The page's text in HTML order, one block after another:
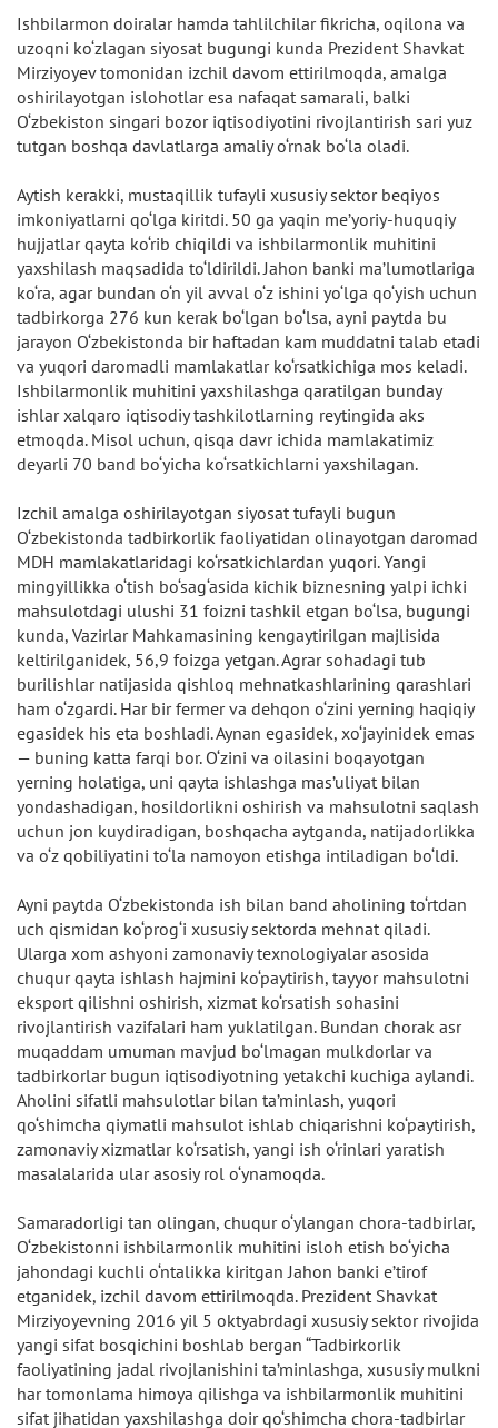
Ishbilarmon doiralar hamda tahlilchilar fikricha, oqilona va
uzoqni ko‘zlagan siyosat bugungi kunda Prezident Shavkat
Mirziyoyev tomonidan izchil davom ettirilmoqda, amalga
oshirilayotgan islohotlar esa nafaqat samarali, balki
O‘zbekiston singari bozor iqtisodiyotini rivojlantirish sari yuz
tutgan boshqa davlatlarga amaliy o‘rnak bo‘la oladi.
Aytish kerakki, mustaqillik tufayli xususiy sektor beqiyos
imkoniyatlarni qo‘lga kiritdi. 50 ga yaqin me’yoriy-huquqiy
hujjatlar qayta ko‘rib chiqildi va ishbilarmonlik muhitini
yaxshilash maqsadida to‘ldirildi. Jahon banki ma’lumotlariga
ko‘ra, agar bundan o‘n yil avval o‘z ishini yo‘lga qo‘yish uchun
tadbirkorga 276 kun kerak bo‘lgan bo‘lsa, ayni paytda bu
jarayon O‘zbekistonda bir haftadan kam muddatni talab etadi
va yuqori daromadli mamlakatlar ko‘rsatkichiga mos keladi.
Ishbilarmonlik muhitini yaxshilashga qaratilgan bunday
ishlar xalqaro iqtisodiy tashkilotlarning reytingida aks
etmoqda. Misol uchun, qisqa davr ichida mamlakatimiz
deyarli 70 band bo‘yicha ko‘rsatkichlarni yaxshilagan.
Izchil amalga oshirilayotgan siyosat tufayli bugun
O‘zbekistonda tadbirkorlik faoliyatidan olinayotgan daromad
MDH mamlakatlaridagi ko‘rsatkichlardan yuqori. Yangi
mingyillikka o‘tish bo‘sag‘asida kichik biznesning yalpi ichki
mahsulotdagi ulushi 31 foizni tashkil etgan bo‘lsa, bugungi
kunda, Vazirlar Mahkamasining kengaytirilgan majlisida
keltirilganidek, 56,9 foizga yetgan. Agrar sohadagi tub
burilishlar natijasida qishloq mehnatkashlarining qarashlari
ham o‘zgardi. Har bir fermer va dehqon o‘zini yerning haqiqiy
egasidek his eta boshladi. Aynan egasidek, xo‘jayinidek emas
— buning katta farqi bor. O‘zini va oilasini boqayotgan
yerning holatiga, uni qayta ishlashga mas’uliyat bilan
yondashadigan, hosildorlikni oshirish va mahsulotni saqlash
uchun jon kuydiradigan, boshqacha aytganda, natijadorlikka
va o‘z qobiliyatini to‘la namoyon etishga intiladigan bo‘ldi.
Ayni paytda O‘zbekistonda ish bilan band aholining to‘rtdan
uch qismidan ko‘prog‘i xususiy sektorda mehnat qiladi.
Ularga xom ashyoni zamonaviy texnologiyalar asosida
chuqur qayta ishlash hajmini ko‘paytirish, tayyor mahsulotni
eksport qilishni oshirish, xizmat ko‘rsatish sohasini
rivojlantirish vazifalari ham yuklatilgan. Bundan chorak asr
muqaddam umuman mavjud bo‘lmagan mulkdorlar va
tadbirkorlar bugun iqtisodiyotning yetakchi kuchiga aylandi.
Aholini sifatli mahsulotlar bilan ta’minlash, yuqori
qo‘shimcha qiymatli mahsulot ishlab chiqarishni ko‘paytirish,
zamonaviy xizmatlar ko‘rsatish, yangi ish o‘rinlari yaratish
masalalarida ular asosiy rol o‘ynamoqda.
Samaradorligi tan olingan, chuqur o‘ylangan chora-tadbirlar,
O‘zbekistonni ishbilarmonlik muhitini isloh etish bo‘yicha
jahondagi kuchli o‘ntalikka kiritgan Jahon banki e’tirof
etganidek, izchil davom ettirilmoqda. Prezident Shavkat
Mirziyoyevning 2016 yil 5 oktyabrdagi xususiy sektor rivojida
yangi sifat bosqichini boshlab bergan “Tadbirkorlik
faoliyatining jadal rivojlanishini ta’minlashga, xususiy mulkni
har tomonlama himoya qilishga va ishbilarmonlik muhitini
sifat jihatidan yaxshilashga doir qo‘shimcha chora-tadbirlar